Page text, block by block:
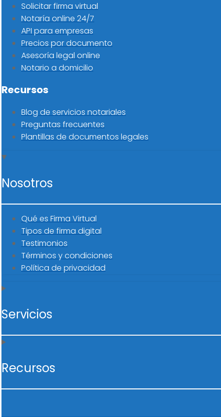
Solicitar firma virtual
Notaría online 24/7
API para empresas
Precios por documento
Asesoría legal online
Notario a domicilio
Recursos
Blog de servicios notariales
Preguntas frecuentes
Plantillas de documentos legales
Nosotros
Qué es Firma Virtual
Tipos de firma digital
Testimonios
Términos y condiciones
Política de privacidad
Servicios
Recursos